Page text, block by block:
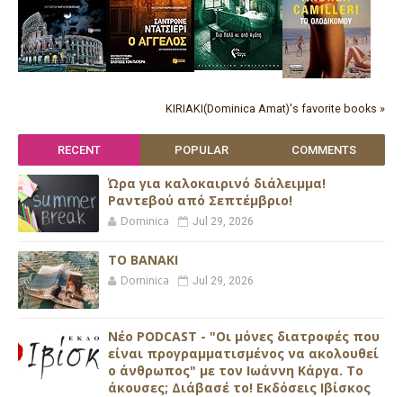
KIRIAKI(Dominica Amat)'s favorite books »
RECENT POPULAR COMMENTS
Ώρα για καλοκαιρινό διάλειμμα!
Ραντεβού από Σεπτέμβριο!
Dominica Jul 29, 2026
ΤΟ ΒΑΝΑΚΙ
Dominica Jul 29, 2026
Νέο PODCAST - "Οι μόνες διατροφές που
είναι προγραμματισμένος να ακολουθεί
ο άνθρωπος" με τον Ιωάννη Κάργα. Το
άκουσες; Διάβασέ το! Εκδόσεις Ιβίσκος